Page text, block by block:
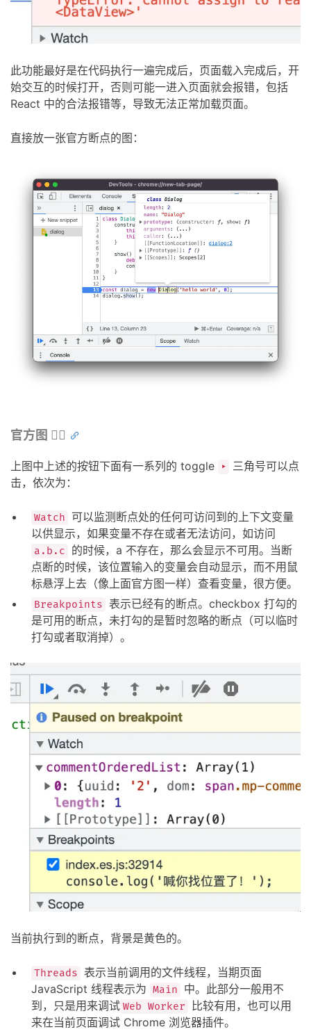
此功能最好是在代码执行一遍完成后，页面载入完成后，开
始交互的时候打开，否则可能一进入页面就会报错，包括
React 中的合法报错等，导致无法正常加载页面。
直接放一张官方断点的图：
官方图 👆🏻
上图中上述的按钮下面有一系列的 toggle ‣
三角号可以点
击，依次为：
Watch
可以监测断点处的任何可访问到的上下文变量
以供显示，如果变量不存在或者无法访问，如访问
a.b.c
的时候，a 不存在，那么会显示不可用。当断
点断的时候，该位置输入的变量会自动显示，而不用鼠
标悬浮上去（像上面官方图一样）查看变量，很方便。
Breakpoints 表示已经有的断点。checkbox 打勾的
是可用的断点，未打勾的是暂时忽略的断点（可以临时
打勾或者取消掉）。
当前执行到的断点，背景是黄色的。
Threads 表示当前调用的文件线程，当期页面
JavaScript 线程表示为 Main
中。此部分一般用不
到，只是用来调试 Web Worker
比较有用，也可以用
来在当前页面调试 Chrome 浏览器插件。